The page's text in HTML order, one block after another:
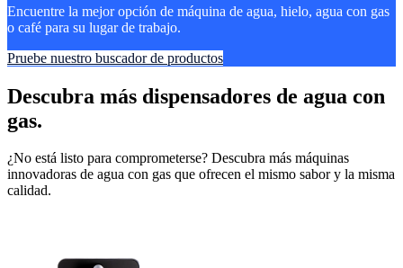
Encuentre la mejor opción de máquina de agua, hielo, agua con gas
o café para su lugar de trabajo.
Pruebe nuestro buscador de productos
Descubra más dispensadores de agua con
gas.
¿No está listo para comprometerse? Descubra más máquinas
innovadoras de agua con gas que ofrecen el mismo sabor y la misma
calidad.